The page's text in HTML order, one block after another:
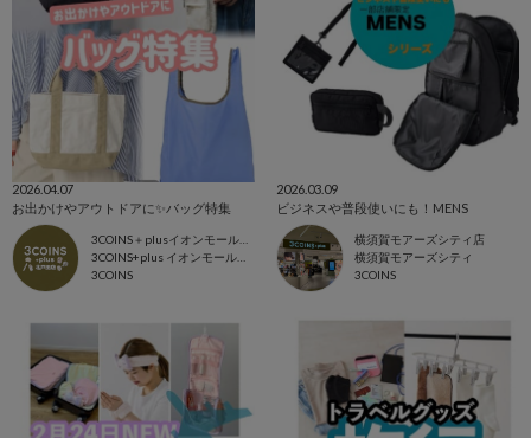
2026.04.07
お出かけやアウトドアに✨バッグ特集
3COINS＋plusイオンモール北戸田店
3COINS+plus イオンモール北戸田店
3COINS
2026.03.09
ビジネスや普段使いにも！MENS
横須賀モアーズシティ店
横須賀モアーズシティ
3COINS